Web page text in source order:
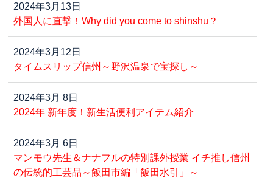
2024年3月13日
外国人に直撃！Why did you come to shinshu？
2024年3月12日
タイムスリップ信州～野沢温泉で宝探し～
2024年3月 8日
2024年 新年度！新生活便利アイテム紹介
2024年3月 6日
マンモウ先生＆ナナフルの特別課外授業 イチ推し信州
の伝統的工芸品～飯田市編「飯田水引」～